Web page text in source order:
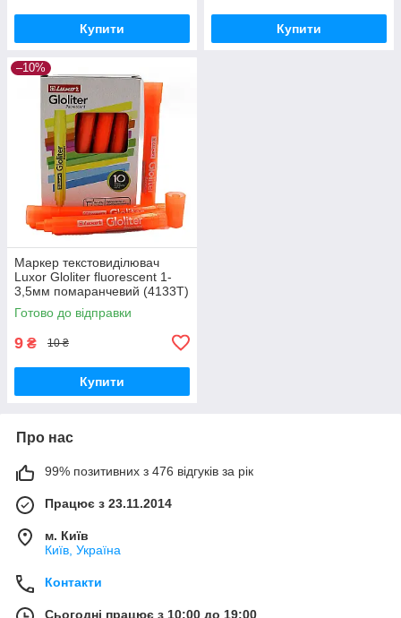
Купити Купити
–10%
Маркер текстовиділювач
Luxor Gloliter fluorescent 1-
3,5мм помаранчевий (4133T)
Готово до відправки
9 ₴ 10 ₴
Купити
Про нас
99% позитивних з 476 відгуків за рік
Працює з 23.11.2014
м. Київ
Київ, Україна
Контакти
Сьогодні працює з 10:00 до 19:00